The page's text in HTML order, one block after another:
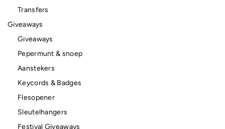
Transfers
Giveaways
Giveaways
Pepermunt & snoep
Aanstekers
Keycords & Badges
Flesopener
Sleutelhangers
Festival Giveaways